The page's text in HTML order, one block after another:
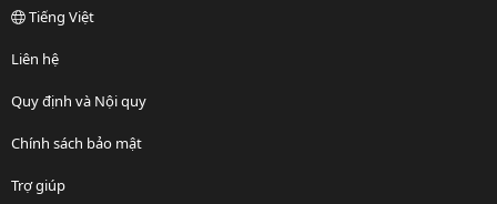
Tiếng Việt
Liên hệ
Quy định và Nội quy
Chính sách bảo mật
Trợ giúp